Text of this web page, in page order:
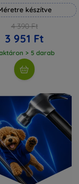
készítve
4 390 Ft
3 951 Ft
> 5 darab